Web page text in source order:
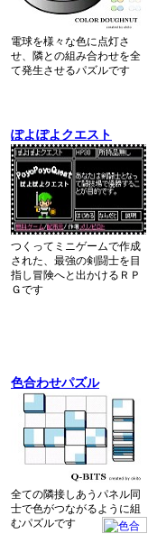
電球を様々な色に点灯さ
せ、隣との組み合わせを全
て発生させるパズルです
ぽよぽよクエスト
つくってミニゲームで作成
された、最強の剣闘士を目
指し冒険へと出かけるＲＰ
Ｇです
色合わせパズル
全ての隣接しあうパネル同
士で色がつながるように組
むパズルです